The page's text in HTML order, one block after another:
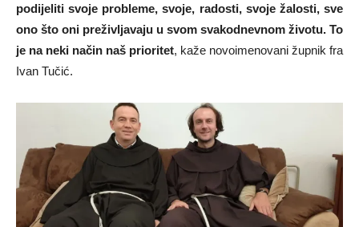
podijeliti svoje probleme, svoje, radosti, svoje žalosti, sve
ono što oni preživljavaju u svom svakodnevnom životu. To
je na neki način naš prioritet, kaže novoimenovani župnik fra
Ivan Tučić.